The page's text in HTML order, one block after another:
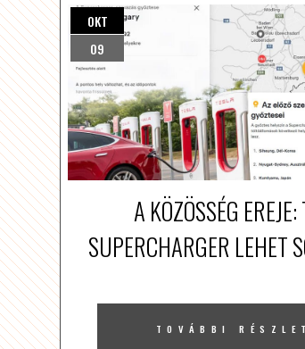
OKT
09
A KÖZÖSSÉG
SUPERCHARGER LEHET
TOVÁBBI